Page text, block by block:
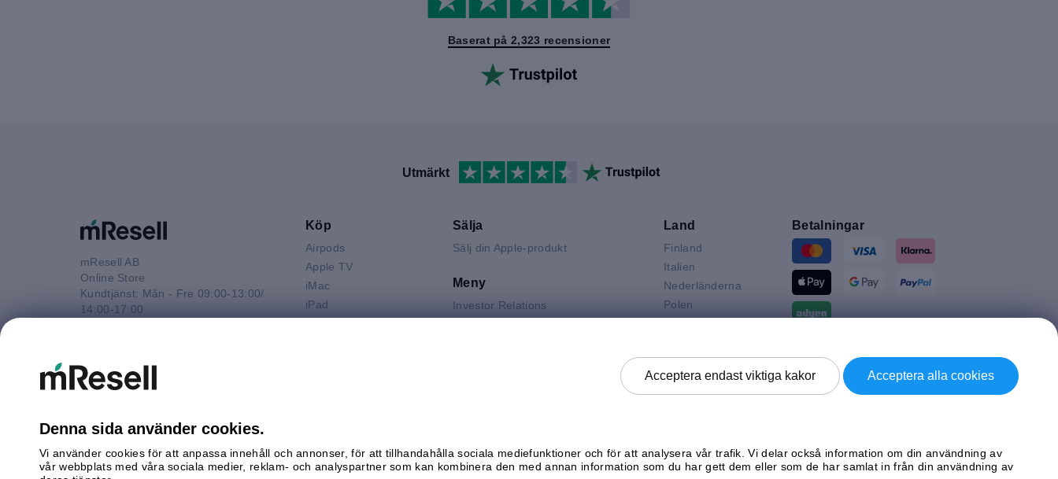
Baserat på 2,323 recensioner
Utmärkt
mResell AB
Online Store
Kundtjänst: Mån - Fre 09:00-13:00/
14:00-17:00
kontakt@mresell.se
Köp
Airpods
Apple TV
iMac
iPad
Watch
Android
Sälja
Sälj din Apple-produkt
Meny
Investor Relations
Kontrollera status
Land
Finland
Italien
Nederländerna
Polen
Sverige
Tyskland
Österrike
Betalningar
Leverans av
Acceptera endast viktiga kakor
Acceptera alla cookies
Denna sida använder cookies.
Vi använder cookies för att anpassa innehåll och annonser, för att tillhandahålla sociala mediefunktioner och för att analysera vår trafik. Vi delar också information om din användning av
vår webbplats med våra sociala medier, reklam- och analyspartner som kan kombinera den med annan information som du har gett dem eller som de har samlat in från din användning av